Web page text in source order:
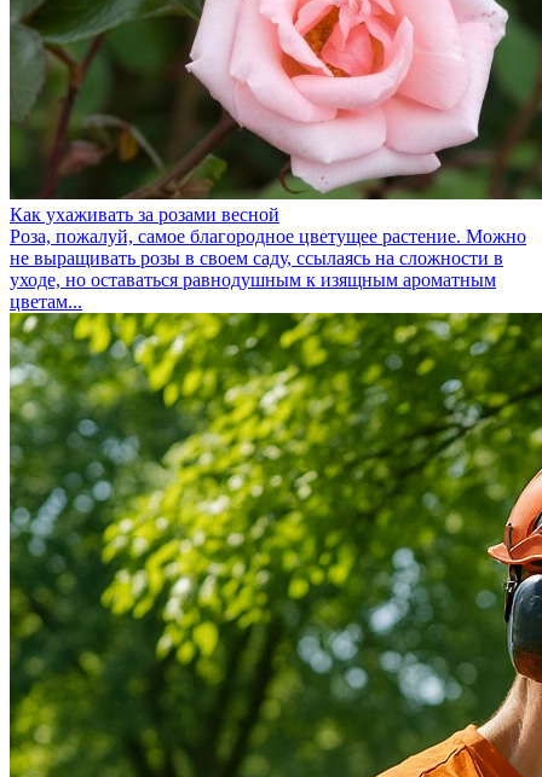
Как ухаживать за розами весной
Роза, пожалуй, самое благородное цветущее растение. Можно
не выращивать розы в своем саду, ссылаясь на сложности в
уходе, но оставаться равнодушным к изящным ароматным
цветам...